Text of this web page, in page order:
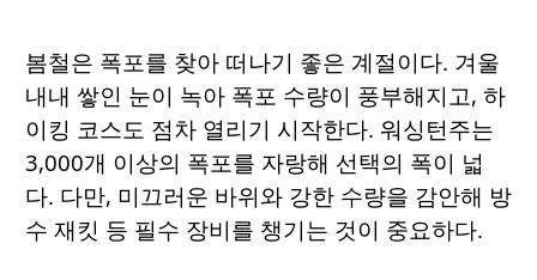
봄철은 폭포를 찾아 떠나기 좋은 계절이다. 겨울
내내 쌓인 눈이 녹아 폭포 수량이 풍부해지고, 하
이킹 코스도 점차 열리기 시작한다. 워싱턴주는
3,000개 이상의 폭포를 자랑해 선택의 폭이 넓
다. 다만, 미끄러운 바위와 강한 수량을 감안해 방
수 재킷 등 필수 장비를 챙기는 것이 중요하다.